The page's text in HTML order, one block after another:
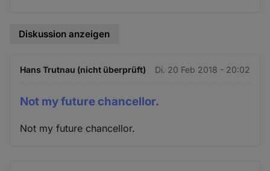
Diskussion anzeigen
Hans Trutnau (nicht überprüft) Di. 20 Feb 2018 - 20:02
Not my future chancellor.
Not my future chancellor.